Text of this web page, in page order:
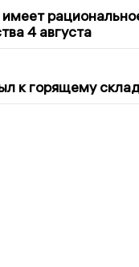
имеет
4 августа
к горящему